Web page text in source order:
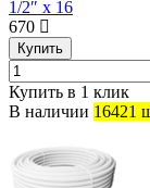
1/2″ x 16
670
Купить
Купить в 1 клик
В наличии 16421